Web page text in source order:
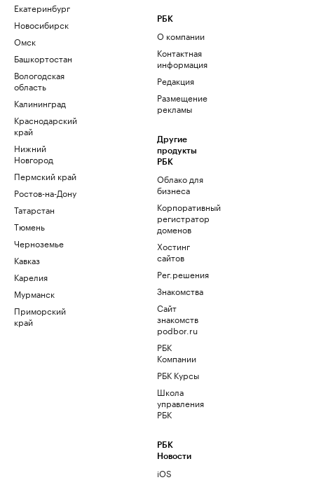
Екатеринбург
Новосибирск
Омск
Башкортостан
Вологодская
область
Калининград
Краснодарский
край
Нижний
Новгород
Пермский край
Ростов-на-Дону
Татарстан
Тюмень
Черноземье
Кавказ
Карелия
Мурманск
Приморский
край
РБК
О компании
Контактная
информация
Редакция
Размещение
рекламы
Другие
продукты
РБК
Облако для
бизнеса
Корпоративный
регистратор
доменов
Хостинг
сайтов
Рег.решения
Знакомства
Сайт
знакомств
podbor.ru
РБК
Компании
РБК Курсы
Школа
управления
РБК
РБК
Новости
iOS